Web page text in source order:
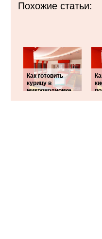
Похожие статьи:
Как готовить
курицу в
микроволновке